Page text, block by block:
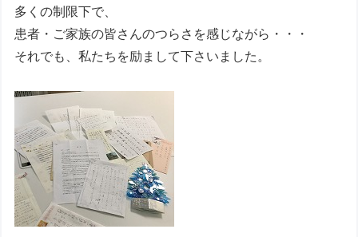
多くの制限下で、
患者・ご家族の皆さんのつらさを感じながら・・・
それでも、私たちを励まして下さいました。